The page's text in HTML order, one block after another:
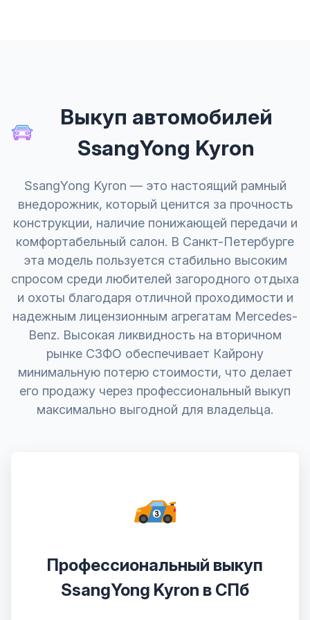
Выкуп автомобилей
SsangYong Kyron
SsangYong Kyron — это настоящий рамный
внедорожник, который ценится за прочность
конструкции, наличие понижающей передачи и
комфортабельный салон. В Санкт-Петербурге
эта модель пользуется стабильно высоким
спросом среди любителей загородного отдыха
и охоты благодаря отличной проходимости и
надежным лицензионным агрегатам Mercedes-
Benz. Высокая ликвидность на вторичном
рынке СЗФО обеспечивает Кайрону
минимальную потерю стоимости, что делает
его продажу через профессиональный выкуп
максимально выгодной для владельца.
Профессиональный выкуп
SsangYong Kyron в СПб